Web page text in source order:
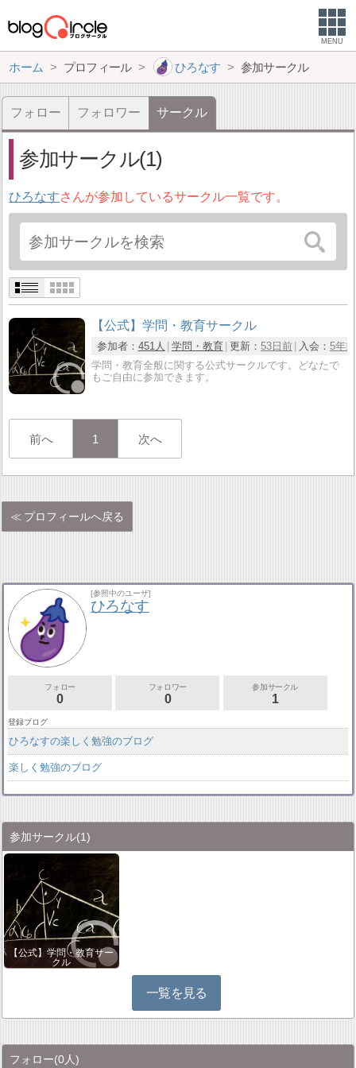
MENU
ホーム プロフィール ひろなす 参加サークル
フォロー フォロワー サークル
参加サークル(1)
ひろなすさんが参加しているサークル一覧です。
【公式】学問・教育サークル
参加者： 451人 学問・教育 更新： 53日前 入会： 5年前
学問・教育全般に関する公式サークルです。どなたで
もご自由に参加できます。
前へ 1 次へ
プロフィールへ戻る
[参照中のユーザ]
ひろなす
フォロー
0
フォロワー
0
参加サークル
1
登録ブログ
ひろなすの楽しく勉強のブログ
楽しく勉強のブログ
参加サークル(1)
【公式】学問・教育サー
クル
一覧を見る
フォロー(0人)